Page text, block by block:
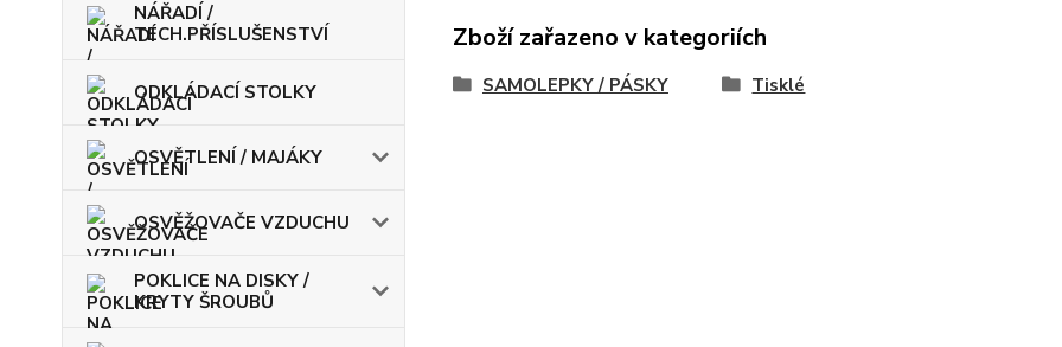
NÁŘADÍ /
TECH.PŘÍSLUŠENSTVÍ
ODKLÁDACÍ STOLKY
OSVĚTLENÍ / MAJÁKY
OSVĚŽOVAČE VZDUCHU
POKLICE NA DISKY /
KRYTY ŠROUBŮ
Zboží zařazeno v kategoriích
SAMOLEPKY / PÁSKY Tisklé